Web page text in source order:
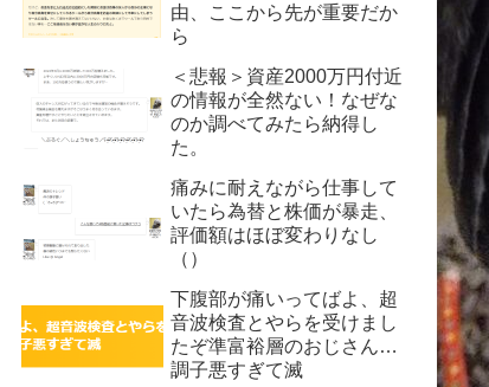
由、ここから先が重要だか
ら
＜悲報＞資産2000万円付近
の情報が全然ない！なぜな
のか調べてみたら納得し
た。
痛みに耐えながら仕事して
いたら為替と株価が暴走、
評価額はほぼ変わりなし
（）
下腹部が痛いってばよ、超
音波検査とやらを受けまし
たぞ準富裕層のおじさん…
調子悪すぎて滅